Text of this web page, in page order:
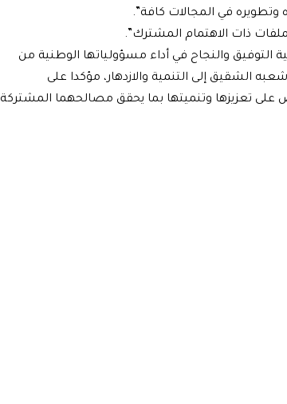
وتطويره في المجالات كافة”.
ذات الاهتمام المشترك”.
التوفيق والنجاح في أداء مسؤولياتها الوطنية من
الشقيق إلى التنمية والازدهار، مؤكدا على
على تعزيزها وتنميتها بما يحقق مصالحهما المشتركة